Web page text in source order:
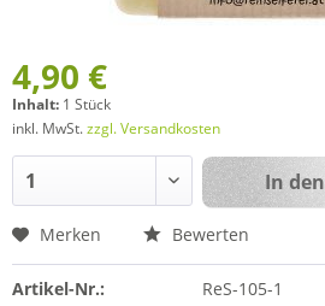
4,90 €
Inhalt: 1 Stück
inkl. MwSt.zzgl. Versandkosten
In den
Merken Bewerten
Artikel-Nr.:
ReS-105-1